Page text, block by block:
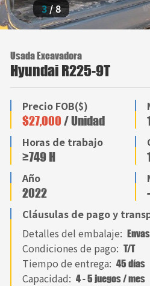
Usada Excavadora
Hyundai R225-9T
Precio FOB($)
$27,000 / Unidad
Horas de trabajo
≥749 H
Año
2022
Cláusulas de pago y
Detalles del embalaje:
Condiciones de pago: T/T
Tiempo de entrega: 45 días
Capacidad: 4 - 5 juegos / mes
3/8